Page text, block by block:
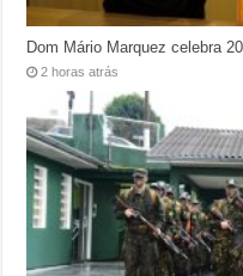
Dom Mário Marquez celebra
2 horas atrás